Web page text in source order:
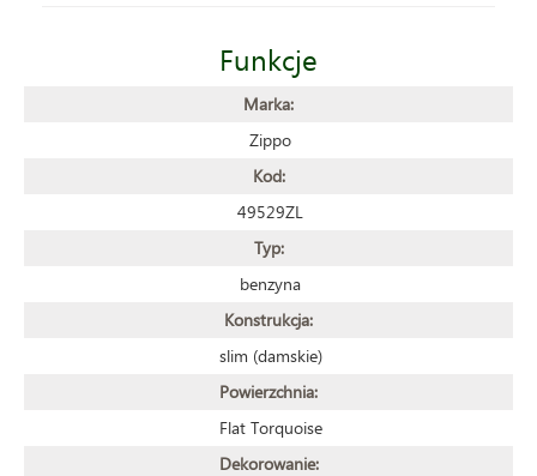
Funkcje
Marka:
Zippo
Kod:
49529ZL
Typ:
benzyna
Konstrukcja:
slim (damskie)
Powierzchnia:
Flat Torquoise
Dekorowanie: